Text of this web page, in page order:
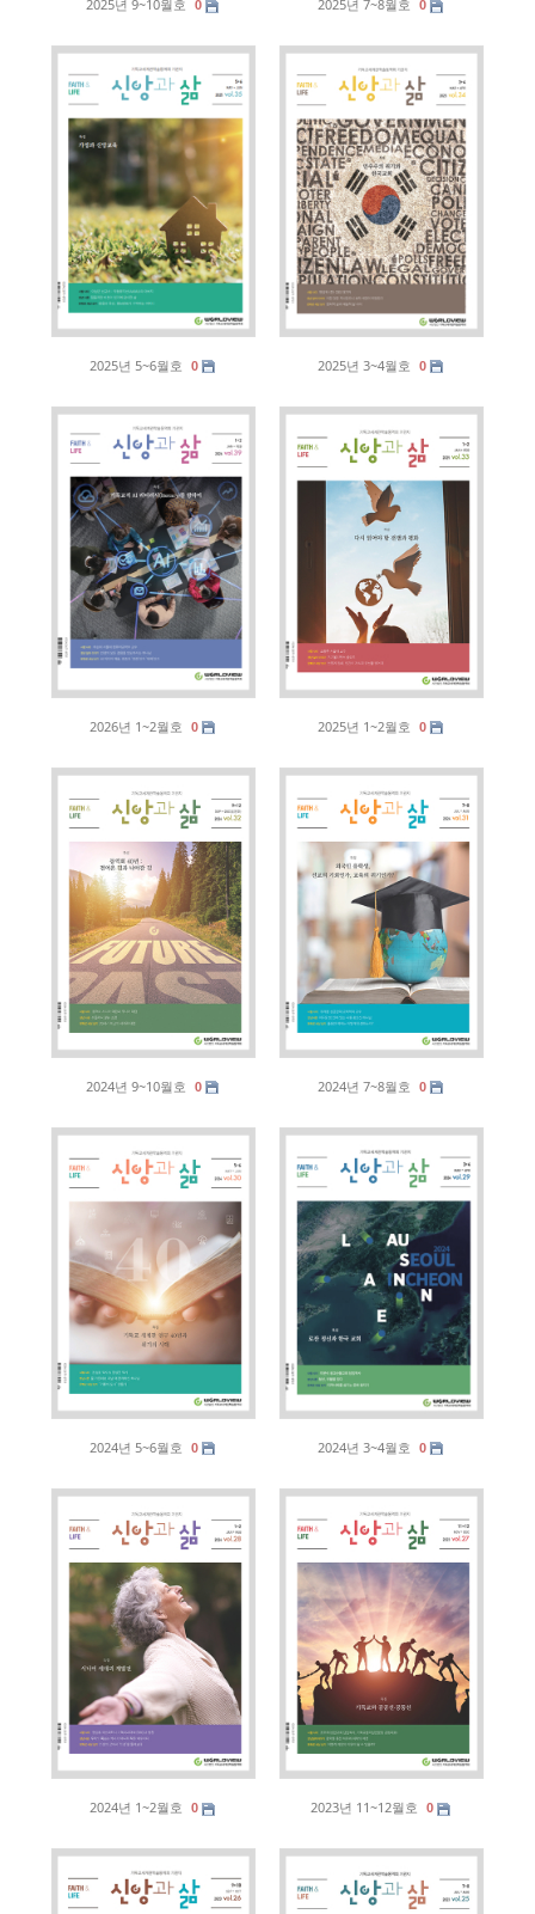
2025년 9~10월호 0 2025년 7~8월호 0
2025년 5~6월호 0 2025년 3~4월호 0
2026년 1~2월호 0 2025년 1~2월호 0
2024년 9~10월호 0 2024년 7~8월호 0
2024년 5~6월호 0 2024년 3~4월호 0
2024년 1~2월호 0 2023년 11~12월호 0